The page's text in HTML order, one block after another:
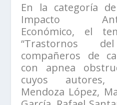
En la categoría
Impacto
Económico, el
“Trastornos
compañeros de
con apnea
cuyos
Mendoza López,